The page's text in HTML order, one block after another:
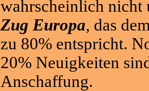
wahrscheinlich
Zug Europa, das
zu 80% entspricht.
20% Neuigkeiten
Anschaffung.